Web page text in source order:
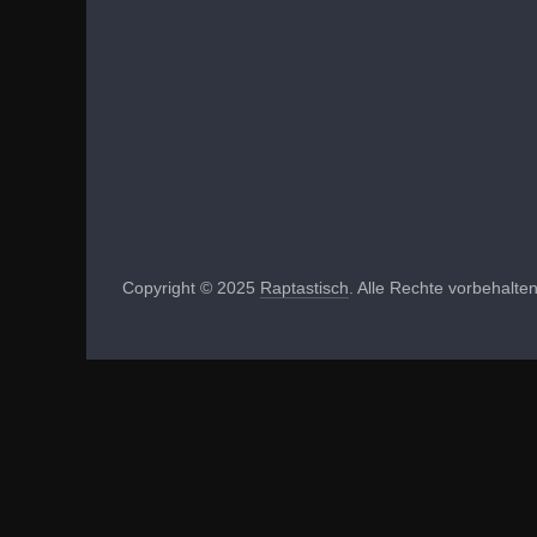
Copyright © 2025 Raptastisch . Alle Rechte